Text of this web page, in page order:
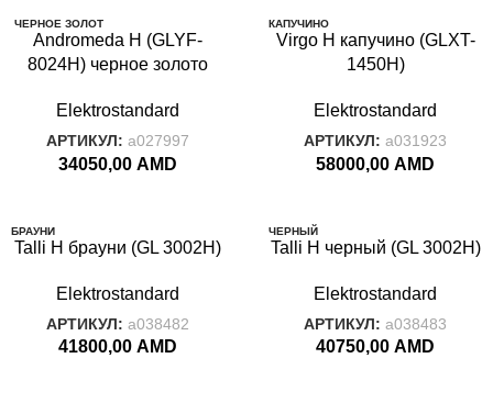
ЧЕРНОЕ ЗОЛОТ
О
Andromeda H (GLYF-
8024H) черное золото
Elektrostandard
АРТИКУЛ: a027997
34050,00 AMD
КАПУЧИНО
Virgo H капучино (GLXT-
1450H)
Elektrostandard
АРТИКУЛ: a031923
58000,00 AMD
БРАУНИ
Talli H брауни (GL 3002H)
Elektrostandard
АРТИКУЛ: a038482
41800,00 AMD
ЧЕРНЫЙ
Talli H черный (GL 3002H)
Elektrostandard
АРТИКУЛ: a038483
40750,00 AMD